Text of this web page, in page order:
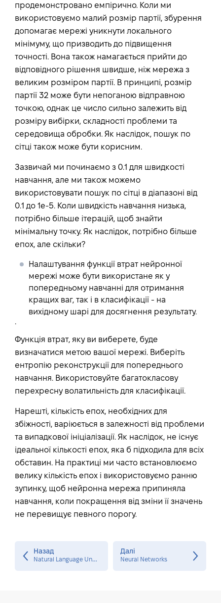
продемонстровано емпірично. Коли ми
використовуємо малий розмір партії, збурення
допомагає мережі уникнути локального
мінімуму, що призводить до підвищення
точності. Вона також намагається прийти до
відповідного рішення швидше, ніж мережа з
великим розміром партії. В принципі, розмір
партії 32 може бути непоганою відправною
точкою, однак це число сильно залежить від
розміру вибірки, складності проблеми та
середовища обробки. Як наслідок, пошук по
сітці також може бути корисним.
Зазвичай ми починаємо з 0.1 для швидкості
навчання, але ми також можемо
використовувати пошук по сітці в діапазоні від
0.1 до 1e-5. Коли швидкість навчання низька,
потрібно більше ітерацій, щоб знайти
мінімальну точку. Як наслідок, потрібно більше
епох, але скільки?
Налаштування функції втрат нейронної
мережі може бути використане як у
попередньому навчанні для отримання
кращих ваг, так і в класифікації - на
вихідному шарі для досягнення результату.
.
Функція втрат, яку ви виберете, буде
визначатися метою вашої мережі. Виберіть
ентропію реконструкції для попереднього
навчання. Використовуйте багатокласову
перехресну волатильність для класифікації.
Нарешті, кількість епох, необхідних для
збіжності, варіюється в залежності від проблеми
та випадкової ініціалізації. Як наслідок, не існує
ідеальної кількості епох, яка б підходила для всіх
обставин. На практиці ми часто встановлюємо
велику кількість епох і використовуємо ранню
зупинку, щоб нейронна мережа припиняла
навчання, коли покращення від зміни її значень
не перевищує певного порогу.
Назад
N
atural Language Understanding
Далі
Neural Networks